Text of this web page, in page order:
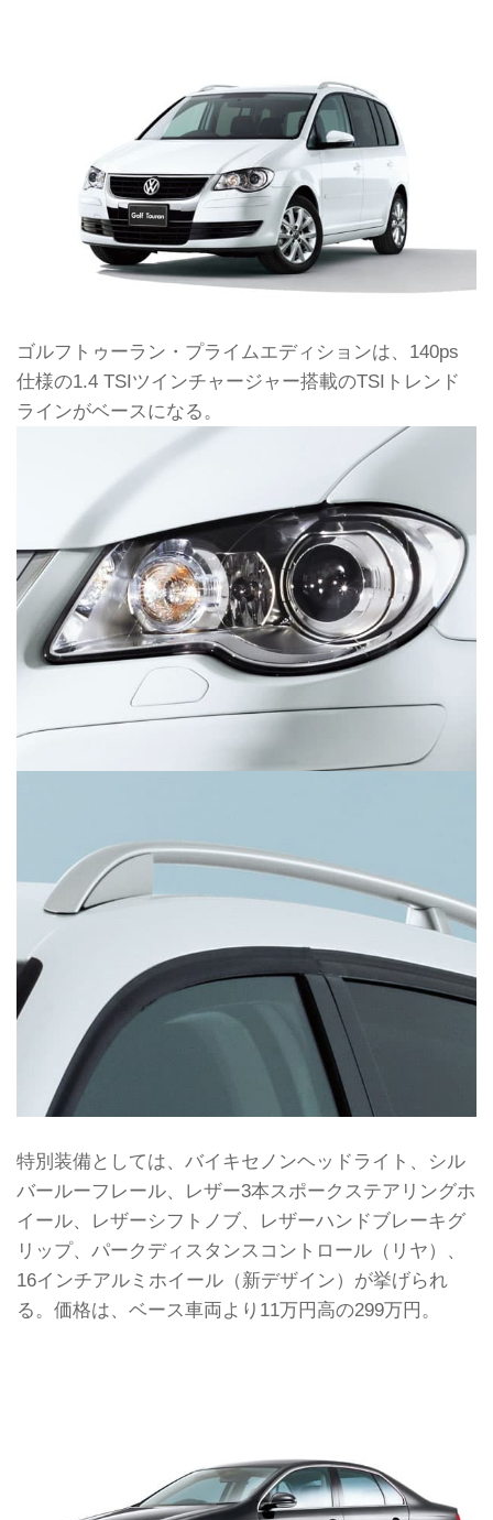
ゴルフトゥーラン・プライムエディションは、140ps
仕様の1.4 TSIツインチャージャー搭載のTSIトレンド
ラインがベースになる。
特別装備としては、バイキセノンヘッドライト、シル
バールーフレール、レザー3本スポークステアリングホ
イール、レザーシフトノブ、レザーハンドブレーキグ
リップ、パークディスタンスコントロール（リヤ）、
16インチアルミホイール（新デザイン）が挙げられ
る。価格は、ベース車両より11万円高の299万円。